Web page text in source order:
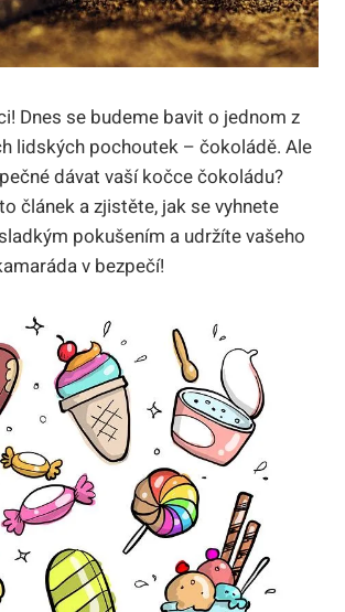
Dnes se budeme bavit o jednom z
lidských pochoutek – čokoládě. Ale
dávat vaší kočce čokoládu?
článek a zjistěte, jak se vyhnete
pokušením a udržíte vašeho
v bezpečí!